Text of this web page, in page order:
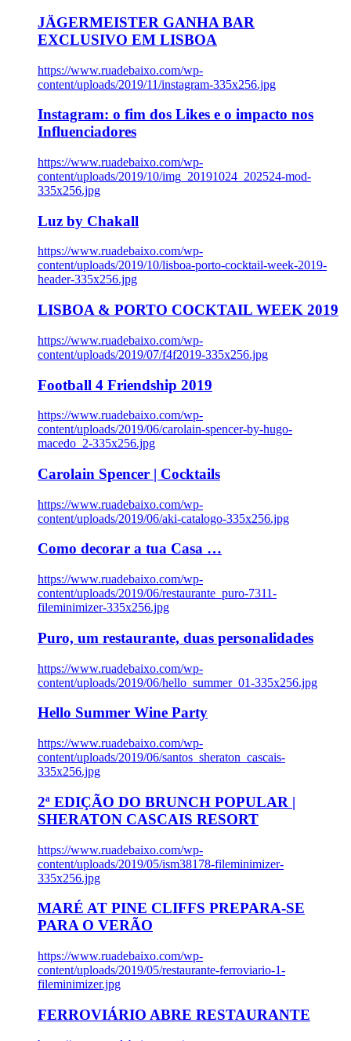
JÄGERMEISTER GANHA BAR
EXCLUSIVO EM LISBOA
https://www.ruadebaixo.com/wp-
content/uploads/2019/11/instagram-335x256.jpg
Instagram: o fim dos Likes e o impacto nos
Influenciadores
https://www.ruadebaixo.com/wp-
content/uploads/2019/10/img_20191024_202524-mod-
335x256.jpg
Luz by Chakall
https://www.ruadebaixo.com/wp-
content/uploads/2019/10/lisboa-porto-cocktail-week-2019-
header-335x256.jpg
LISBOA & PORTO COCKTAIL WEEK 2019
https://www.ruadebaixo.com/wp-
content/uploads/2019/07/f4f2019-335x256.jpg
Football 4 Friendship 2019
https://www.ruadebaixo.com/wp-
content/uploads/2019/06/carolain-spencer-by-hugo-
macedo_2-335x256.jpg
Carolain Spencer | Cocktails
https://www.ruadebaixo.com/wp-
content/uploads/2019/06/aki-catalogo-335x256.jpg
Como decorar a tua Casa …
https://www.ruadebaixo.com/wp-
content/uploads/2019/06/restaurante_puro-7311-
fileminimizer-335x256.jpg
Puro, um restaurante, duas personalidades
https://www.ruadebaixo.com/wp-
content/uploads/2019/06/hello_summer_01-335x256.jpg
Hello Summer Wine Party
https://www.ruadebaixo.com/wp-
content/uploads/2019/06/santos_sheraton_cascais-
335x256.jpg
2ª EDIÇÃO DO BRUNCH POPULAR |
SHERATON CASCAIS RESORT
https://www.ruadebaixo.com/wp-
content/uploads/2019/05/ism38178-fileminimizer-
335x256.jpg
MARÉ AT PINE CLIFFS PREPARA-SE
PARA O VERÃO
https://www.ruadebaixo.com/wp-
content/uploads/2019/05/restaurante-ferroviario-1-
fileminimizer.jpg
FERROVIÁRIO ABRE RESTAURANTE